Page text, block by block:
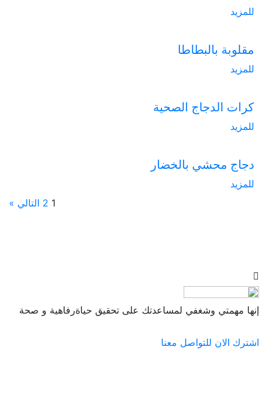
للمزيد
مقلوبة بالبطاطا
للمزيد
كرات الدجاج الصحية
للمزيد
دجاج محشي بالخضار
للمزيد
1
2 التالي »
إنها مهمتي وشغفي لمساعدتك على تحقيق حياةرفاهية و صحة
اشترك الان للتواصل معنا